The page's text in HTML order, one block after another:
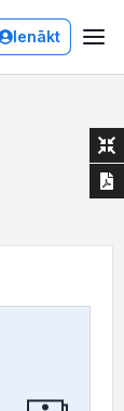
Ienākt